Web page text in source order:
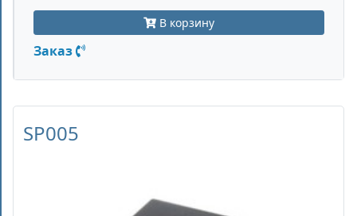
В корзину
Заказ
SP005